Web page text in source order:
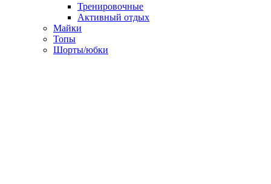
Тренировочные
Активный отдых
Майки
Топы
Шорты/юбки